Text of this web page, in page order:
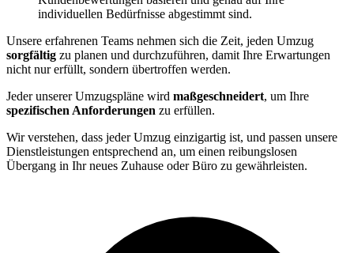
individuellen Bedürfnisse abgestimmt sind.
Unsere erfahrenen Teams nehmen sich die Zeit, jeden Umzug
sorgfältig zu planen und durchzuführen, damit Ihre Erwartungen
nicht nur erfüllt, sondern übertroffen werden.
Jeder unserer Umzugspläne wird maßgeschneidert, um Ihre
spezifischen Anforderungen zu erfüllen.
Wir verstehen, dass jeder Umzug einzigartig ist, und passen unsere
Dienstleistungen entsprechend an, um einen reibungslosen
Übergang in Ihr neues Zuhause oder Büro zu gewährleisten.